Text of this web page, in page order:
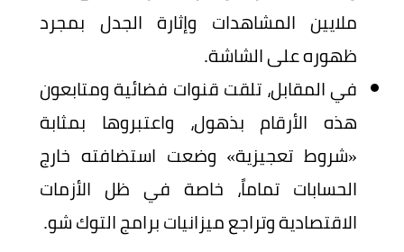
ملايين المشاهدات وإثارة الجدل بمجرد
ظهوره على الشاشة.
في المقابل، تلقت قنوات فضائية ومتابعون
هذه الأرقام بذهول، واعتبروها بمثابة
«شروط تعجيزية» وضعت استضافته خارج
الحسابات تماماً، خاصة في ظل الأزمات
الاقتصادية وتراجع ميزانيات برامج التوك شو.